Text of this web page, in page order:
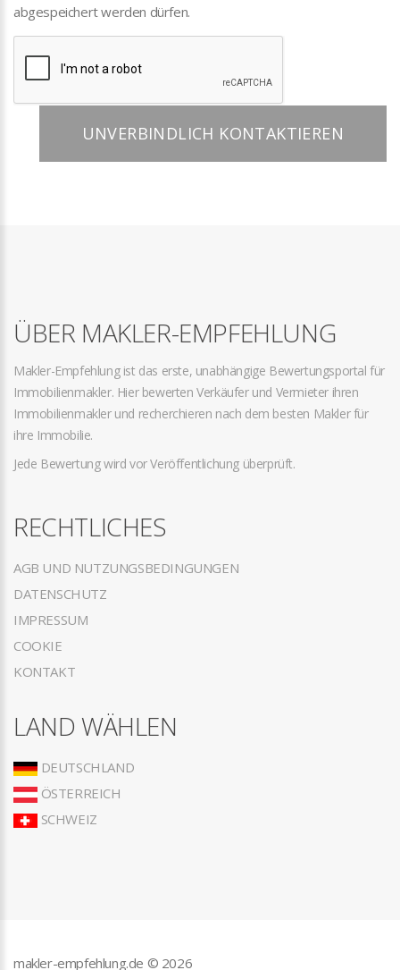
abgespeichert werden dürfen.
UNVERBINDLICH KONTAKTIEREN
ÜBER MAKLER-EMPFEHLUNG
Makler-Empfehlung ist das erste, unabhängige Bewertungsportal für
Immobilienmakler. Hier bewerten Verkäufer und Vermieter ihren
Immobilienmakler und recherchieren nach dem besten Makler für
ihre Immobilie.
Jede Bewertung wird vor Veröffentlichung überprüft.
RECHTLICHES
AGB UND NUTZUNGSBEDINGUNGEN
DATENSCHUTZ
IMPRESSUM
COOKIE
KONTAKT
LAND WÄHLEN
DEUTSCHLAND
ÖSTERREICH
SCHWEIZ
makler-empfehlung.de © 2026